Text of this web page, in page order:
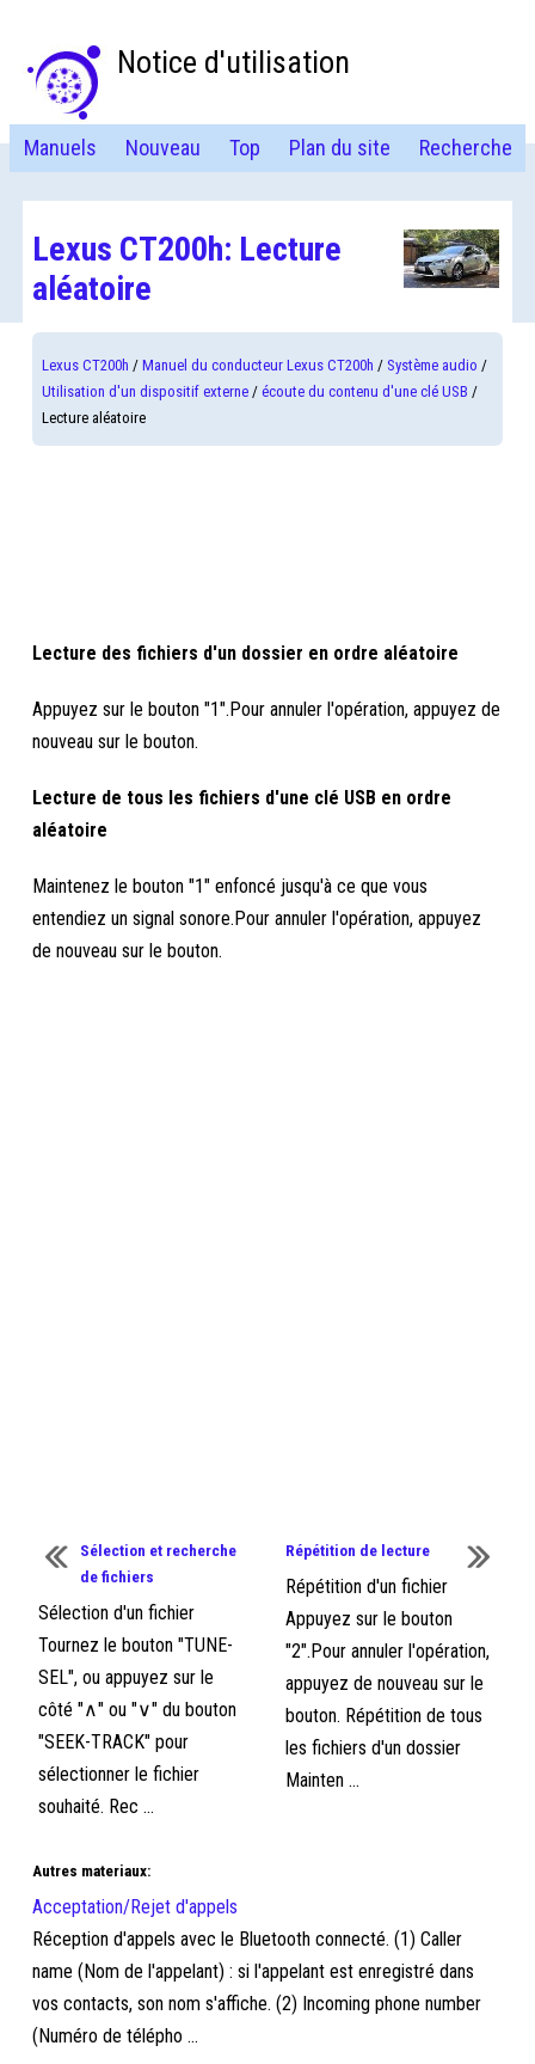
Notice d'utilisation
Manuels Nouveau Top Plan du site Recherche
Lexus CT200h: Lecture
aléatoire
Lexus CT200h /Manuel du conducteur Lexus CT200h / Système audio /
Utilisation d'un dispositif externe /écoute du contenu d'une clé USB /
Lecture aléatoire
Lecture des fichiers d'un dossier en ordre aléatoire
Appuyez sur le bouton "1".Pour annuler l'opération, appuyez de
nouveau sur le bouton.
Lecture de tous les fichiers d'une clé USB en ordre
aléatoire
Maintenez le bouton "1" enfoncé jusqu'à ce que vous
entendiez un signal sonore.Pour annuler l'opération, appuyez
de nouveau sur le bouton.
Sélection et recherche
de fichiers
Sélection d'un fichier
Tournez le bouton "TUNE-
SEL", ou appuyez sur le
côté "∧" ou "∨" du bouton
"SEEK-TRACK" pour
sélectionner le fichier
souhaité. Rec ...
Répétition de lecture
Répétition d'un fichier
Appuyez sur le bouton
"2".Pour annuler l'opération,
appuyez de nouveau sur le
bouton. Répétition de tous
les fichiers d'un dossier
Mainten ...
Autres materiaux:
Acceptation/Rejet d'appels
Réception d'appels avec le Bluetooth connecté. (1) Caller
name (Nom de l'appelant) : si l'appelant est enregistré dans
vos contacts, son nom s'affiche. (2) Incoming phone number
(Numéro de télépho ...